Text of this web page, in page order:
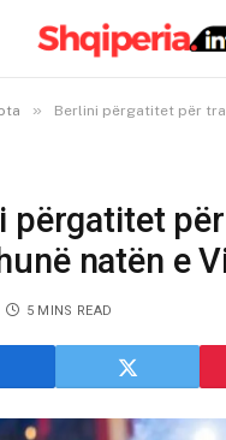
» Berlini përgatitet për trazira
përgatitet
natën e
5 MINS READ